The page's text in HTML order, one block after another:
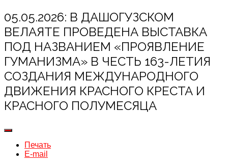
05.05.2026: В ДАШОГУЗСКОМ
ВЕЛАЯТЕ ПРОВЕДЕНА ВЫСТАВКА
ПОД НАЗВАНИЕМ «ПРОЯВЛЕНИЕ
ГУМАНИЗМА» В ЧЕСТЬ 163-ЛЕТИЯ
СОЗДАНИЯ МЕЖДУНАРОДНОГО
ДВИЖЕНИЯ КРАСНОГО КРЕСТА И
КРАСНОГО ПОЛУМЕСЯЦА
Печать
E-mail